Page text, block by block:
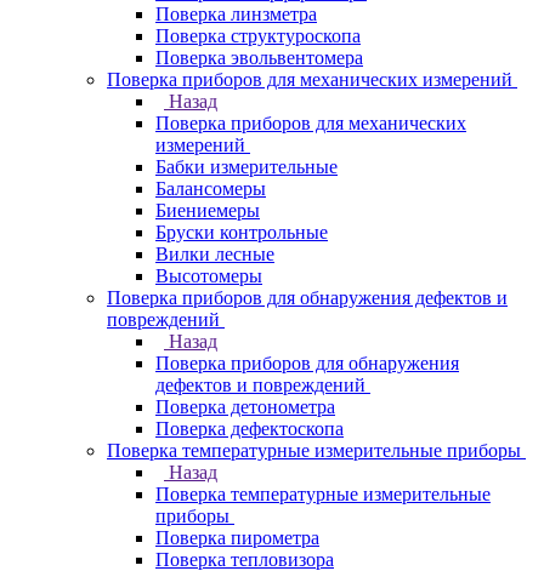
Поверка линзметра
Поверка структуроскопа
Поверка эвольвентомера
Поверка приборов для механических измерений
Назад
Поверка приборов для механических
измерений
Бабки измерительные
Балансомеры
Биениемеры
Бруски контрольные
Вилки лесные
Высотомеры
Поверка приборов для обнаружения дефектов и
повреждений
Назад
Поверка приборов для обнаружения
дефектов и повреждений
Поверка детонометра
Поверка дефектоскопа
Поверка температурные измерительные приборы
Назад
Поверка температурные измерительные
приборы
Поверка пирометра
Поверка тепловизора